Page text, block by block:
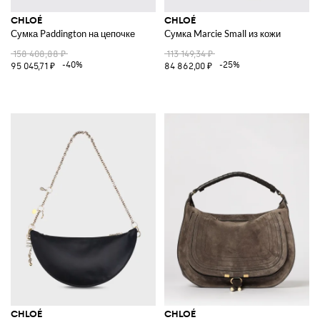
CHLOÉ
Сумка Paddington на цепочке
158 408,88 ₽
95 045,71 ₽
-40%
CHLOÉ
Сумка Marcie Small из кожи
113 149,34 ₽
84 862,00 ₽
-25%
CHLOÉ CHLOÉ